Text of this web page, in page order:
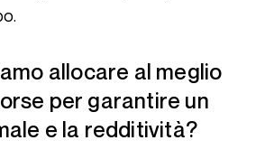
per garantire un
e la redditività?